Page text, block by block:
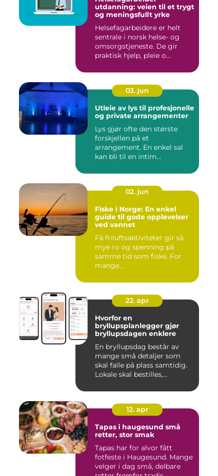
utdanning: veien til et trygt
og meningsfullt yrke
Helsefagarbeidere er helt
sentrale i norsk helse- og
omsorgstjeneste. De gir
praktisk hjelp, pleie o...
03. jun
Utleie av lys til profesjonelle
og private arrangementer
Lys gjør ofte den største
forskjellen på et
arrangement. En enkel sal
kan bli til en intim
02. jun
Fiske i Norge: En enkel
guide til gode opplevelser
ved vannet
Få friluftsaktiviteter gir så
mye ro og spenning på
samme tid som fiske. For
mange...
22. apr
Hvorfor en
bryllupsplanlegger gjør
bryllupsdagen enklere
En bryllupsdag består av
mange små detaljer som
skal falle på plass samtidig.
Lokale skal bestilles,...
12. apr
Tapas i haugesund små
retter, stor smak
Tapas har for alvor fått
fotfeste i Haugesund. Mange
velger i dag små, delbare